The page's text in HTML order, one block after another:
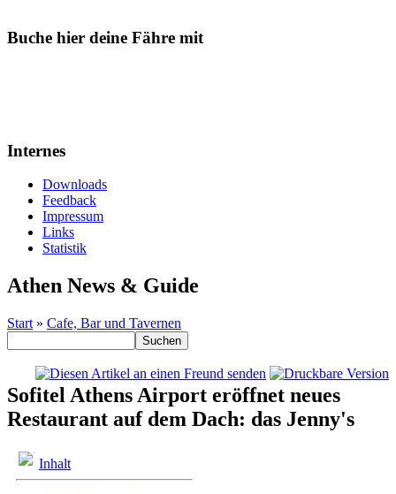
Buche hier deine Fähre mit
Internes
Downloads
Feedback
Impressum
Links
Statistik
Athen News & Guide
Start » Cafe, Bar und Tavernen
Sofitel Athens Airport eröffnet neues
Restaurant auf dem Dach: das Jenny's
Inhalt